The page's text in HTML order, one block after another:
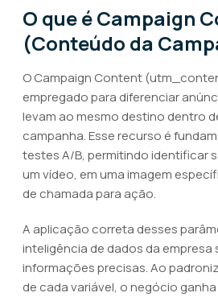
O que é Campaign
(Conteúdo da
O Campaign Content
empregado para diferenciar
levam ao mesmo destino dentro
campanha. Esse recurso é
testes A/B, permitindo identificar
um vídeo, em uma imagem
de chamada para ação.
A aplicação correta desses
inteligência de dados da empresa
informações precisas. Ao
de cada variável, o negócio